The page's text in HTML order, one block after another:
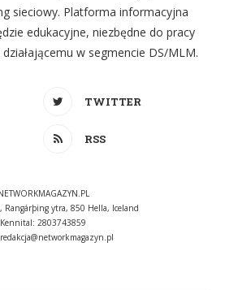
sieciowy. Platforma informacyjna
edukacyjne, niezbędne do pracy
w segmencie DS/MLM.
TWITTER
RSS
Rangárþing ytra, 850 Hella, Iceland
Kennital: 2803743859
redakcja@networkmagazyn.pl